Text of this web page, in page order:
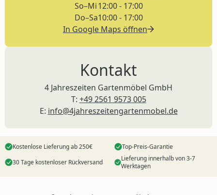
So–Mi
Do–Sa
12:00 - 17:00
10:00 - 17:00
In Google Maps öffnen
Kontakt
4 Jahreszeiten Gartenmöbel GmbH
T: +49 2561 9573 005
E: info@4jahreszeitengartenmobel.de
Kostenlose Lieferung ab 250€
Top-Preis-Garantie
30 Tage kostenloser Rückversand
Lieferung innerhalb von 3-7
Werktagen